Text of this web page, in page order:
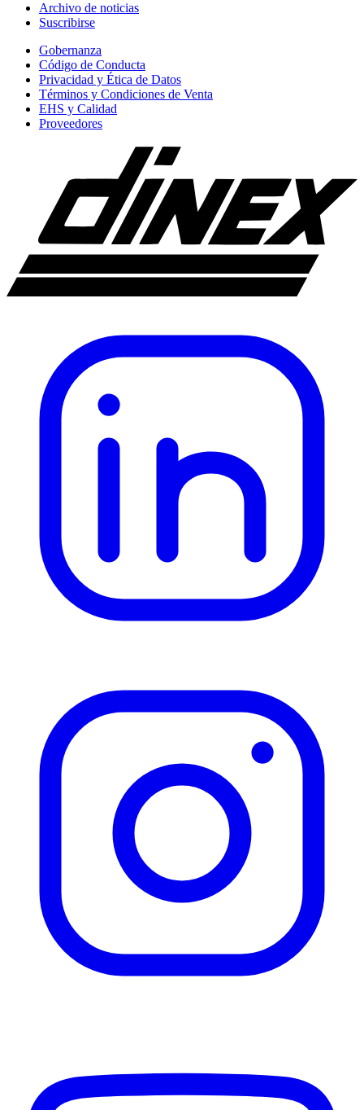
Archivo de noticias
Suscribirse
Gobernanza
Código de Conducta
Privacidad y Ética de Datos
Términos y Condiciones de Venta
EHS y Calidad
Proveedores